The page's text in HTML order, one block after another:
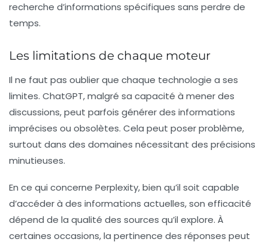
recherche d’informations spécifiques sans perdre de
temps.
Les limitations de chaque moteur
Il ne faut pas oublier que chaque technologie a ses
limites. ChatGPT, malgré sa capacité à mener des
discussions, peut parfois générer des informations
imprécises ou obsolètes. Cela peut poser problème,
surtout dans des domaines nécessitant des précisions
minutieuses.
En ce qui concerne Perplexity, bien qu’il soit capable
d’accéder à des informations actuelles, son efficacité
dépend de la qualité des sources qu’il explore. À
certaines occasions, la pertinence des réponses peut